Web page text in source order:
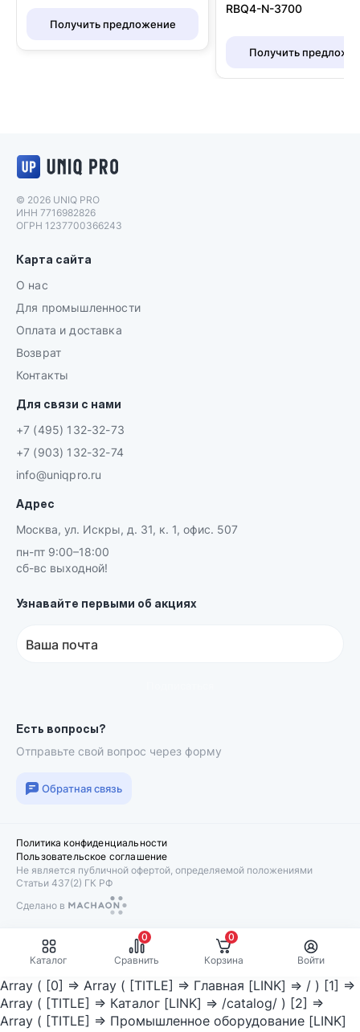
Получить предложение
RBQ4-N-3700
Получить
© 2026 UNIQ PRO
ИНН 7716982826
ОГРН 1237700366243
Карта сайта
О нас
Для промышленности
Оплата и доставка
Возврат
Контакты
Для связи с нами
+7 (495) 132-32-73
+7 (903) 132-32-74
info@uniqpro.ru
Адрес
Москва, ул. Искры, д. 31, к. 1, офис. 507
пн-пт 9:00–18:00
сб-вс выходной!
Узнавайте первыми об акциях
Ваша почта
Есть вопросы?
Отправьте свой вопрос через форму
Обратная связь
Политика конфиденциальности
Пользовательское соглашение
Не является публичной офертой, определяемой положениями
Статьи 437(2) ГК РФ
Сделано в
Machaon
Каталог
0
Сравнить
0
Корзина
Войти
Array ( [0] => Array ( [TITLE] => Главная [LINK] => / ) [1] =>
Array ( [TITLE] => Каталог [LINK] => /catalog/ ) [2] =>
Array ( [TITLE] => Промышленное оборудование [LINK]